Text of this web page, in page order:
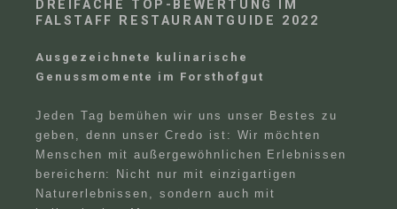
DREIFACHE TOP-BEWERTUNG IM
FALSTAFF RESTAURANTGUIDE 2022
Ausgezeichnete kulinarische
Genussmomente im Forsthofgut
Jeden Tag bemühen wir uns unser Bestes zu
geben, denn unser Credo ist: Wir möchten
Menschen mit außergewöhnlichen Erlebnissen
bereichern: Nicht nur mit einzigartigen
Naturerlebnissen, sondern auch mit